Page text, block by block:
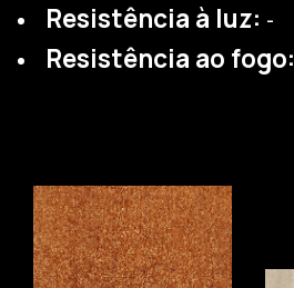
Resistência à luz: -
Resistência ao fogo: